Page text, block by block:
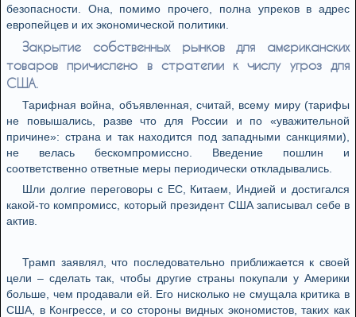
безопасности. Она, помимо прочего, полна упреков в адрес
европейцев и их экономической политики.
Закрытие собственных рынков для американских
товаров причислено в стратегии к числу угроз для
США.
Тарифная война, объявленная, считай, всему миру (тарифы
не повышались, разве что для России и по «уважительной
причине»: страна и так находится под западными санкциями),
не велась бескомпромиссно. Введение пошлин и
соответственно ответные меры периодически откладывались.
Шли долгие переговоры с ЕС, Китаем, Индией и достигался
какой-то компромисс, который президент США записывал себе в
актив.
Трамп заявлял, что последовательно приближается к своей
цели – сделать так, чтобы другие страны покупали у Америки
больше, чем продавали ей. Его нисколько не смущала критика в
США, в Конгрессе, и со стороны видных экономистов, таких как